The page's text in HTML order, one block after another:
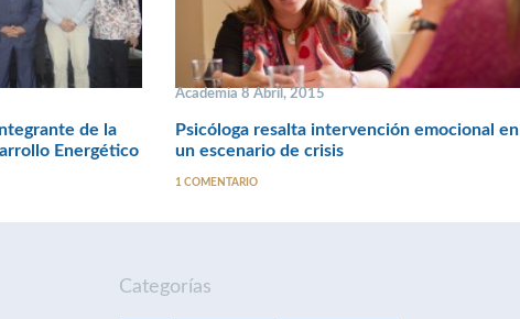
de la
Energético
Academia 8 Abril, 2015
Psicóloga resalta intervención emocional en
un escenario de crisis
1 COMENTARIO
Categorías